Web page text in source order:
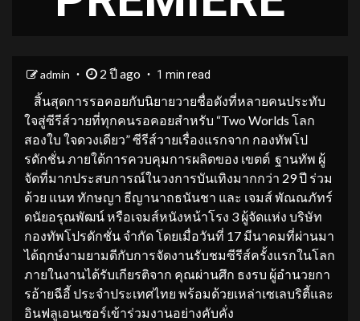
admin 2 ปี ago 1 min read
สิ้นสุดการรอคอยกับนิยายวายชื่อดังที่หลายคนประทับ
ใจสู่ซีรีส์วายที่ทุกคนรอคอยสำหรับ “Two Worlds โลก
สองใบ ใจดวงเดียว” ซีรีส์วายเรื่องแรกจาก กองทัพโป
รดักชั่น ภายใต้การควบคุมการผลิตของ เขตต์ ฐานทัพ ผู้
จัดที่มากประสบการณ์ในวงการบันเทิงมากกว่า 29 ปี ร่วม
ด้วย แนท ทักษญา ธีญานาถธนันชา และ เจมส์ พัณณภัทร์
ดนัยอรุณพัฒน์ หรือเจมส์หนังหน้าโรง 3 ผู้จัดแห่ง บริษัท
กองทัพโปรดักชั่น จำกัด โดยเมื่อวันที่ 17 มีนาคมที่ผ่านมา
ได้ฤกษ์งามยามดีกับการจัดงานรับชมซีรีส์ครั้งแรกในโลก
ภายในงานได้รับเกียรติจาก คุณผ่านศึก ธงรบ ผู้อำนวยกา
รอ้ายฉีอี้ ประจำประเทศไทย พร้อมด้วยเหล่าเซเลบริตี้และ
อินฟลูเอนเซอร์เข้าร่วมงานอย่างคับคั่ง